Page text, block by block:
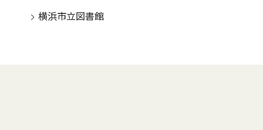
横浜市立図書館